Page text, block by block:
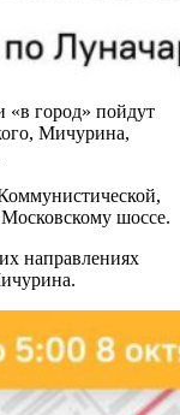
город» пойдут
Мичурина,
шоссе.
направлениях